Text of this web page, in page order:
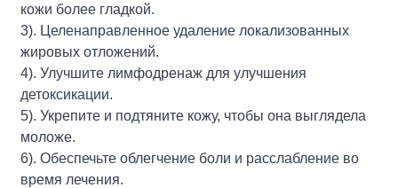
кожи более гладкой.
3). Целенаправленное удаление локализованных
жировых отложений.
4). Улучшите лимфодренаж для улучшения
детоксикации.
5). Укрепите и подтяните кожу, чтобы она выглядела
моложе.
6). Обеспечьте облегчение боли и расслабление во
время лечения.